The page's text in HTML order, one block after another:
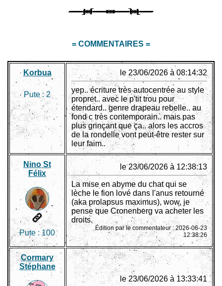
= COMMENTAIRES =
Korbua
Pute :2
le 23/06/2026 à 08:14:32
yep.. écriture très autocentrée au style
propret.. avec le p'tit trou pour
étendard.. genre drapeau rebelle.. au
fond c très contemporain.. mais pas
plus grinçant que ça.. alors les accros
de la rondelle vont peut-être rester sur
leur faim..
Nino St
Félix
Pute :100
le 23/06/2026 à 12:38:13
La mise en abyme du chat qui se
lèche le fion lové dans l'anus retourné
(aka prolapsus maximus), wow, je
pense que Cronenberg va acheter les
droits.
Édition par le commentateur : 2026-06-23
12:38:26
Cormary
Stéphane
le 23/06/2026 à 13:33:41